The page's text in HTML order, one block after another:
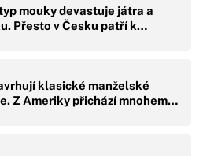
mouky devastuje játra a
Přesto v Česku patří k…
klasické manželské
Z Ameriky přichází mnohem…